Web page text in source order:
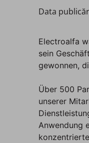
Data
Electroalfa
sein
gewonnen,
Über 500
unserer
Anwendung